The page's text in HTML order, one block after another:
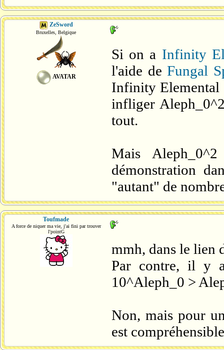
ZeSword
Bruxelles, Belgique
AVATAR
Si on a Infinity
l'aide deFungal
Infinity
infliger
tout.
Mais
démonstration
"autant" de
Toufmade
A force de niquer ma vie, j'ai fini par trouver
l'pointG
mmh, dans le lien
Par contre, il y
10^Aleph_0 >
Non, mais pour
est